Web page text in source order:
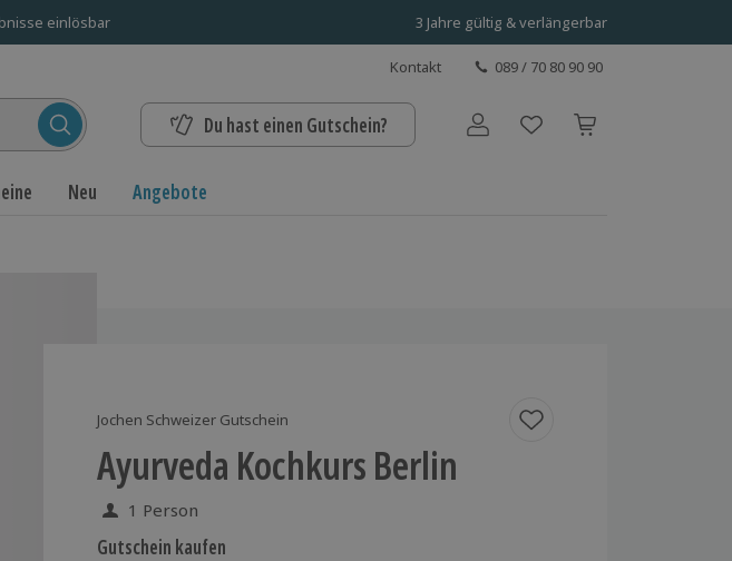
einlösbar 3 Jahre gültig & verlängerbar
Kontakt 089 / 70 80 90 90
Du hast einen Gutschein? Benutzerkonto
Neu Angebote
Jochen Schweizer Gutschein
Ayurveda Kochkurs Berlin
1 Person
Gutschein kaufen